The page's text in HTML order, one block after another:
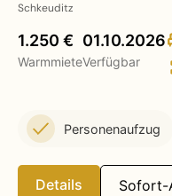
Schkeuditz
1.250 €
Warmmiete
01.10.2026
Verfügbar
Personenaufzug
Details Sofort-